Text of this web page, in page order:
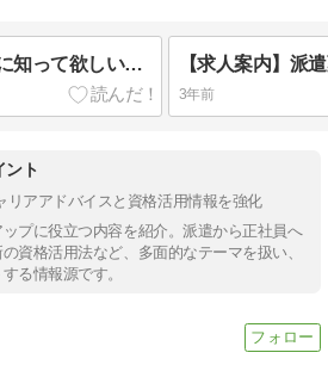
【失敗談】派遣薬剤師に知って欲しい賃貸契約の注意点【契約更新のタイミングで無職！？】
3年前
ント
リアアドバイスと資格活用情報を強化
プに役立つ内容を紹介。派遣から正社員へ
資格活用法など、多面的なテーマを扱い、
る情報源です。